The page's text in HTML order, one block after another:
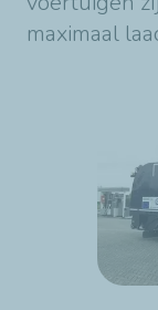
maximaal